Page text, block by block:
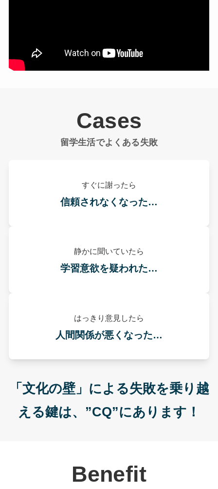
Cases
留学生活でよくある失敗
すぐに謝ったら
信頼されなくなった…
静かに聞いていたら
学習意欲を疑われた…
はっきり意見したら
人間関係が悪くなった…
「文化の壁」による失敗を乗り越
える鍵は、”CQ”にあります！
Benefit